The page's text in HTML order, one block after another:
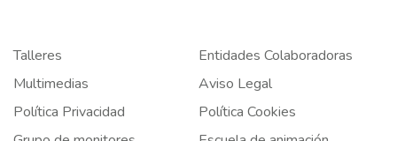
Talleres
Entidades Colaboradoras
Multimedias
Aviso Legal
Política Privacidad
Política Cookies